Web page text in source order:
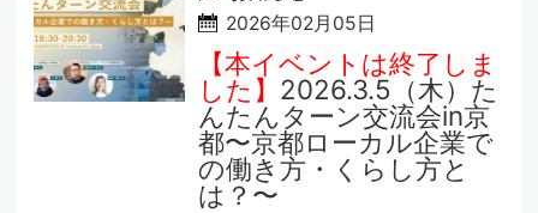
2026年02月05日
【本イベントは終了しま
した】 2026.3.5（木）た
んたんターン交流会in京
都〜京都ローカル企業で
の働き方・くらし方と
は？〜